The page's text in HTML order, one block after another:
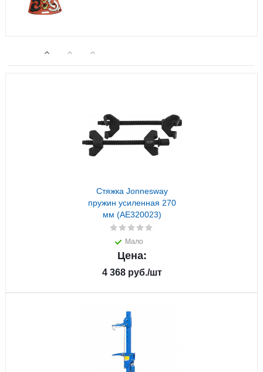
Стяжка Jonnesway
пружин усиленная 270
мм (AE320023)
Мало
Цена:
4 368руб./шт